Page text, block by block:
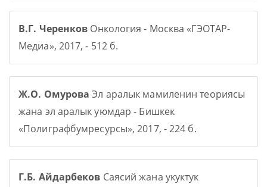
В.Г. Черенков Онкология - Москва «ГЭОТАР-
Медиа», 2017, - 512 б.
Ж.О. Омурова Эл аралык мамиленин теориясы
жана эл аралык уюмдар - Бишкек
«Полиграфбумресурсы», 2017, - 224 б.
Г.Б. Айдарбеков Саясий жана укуктук